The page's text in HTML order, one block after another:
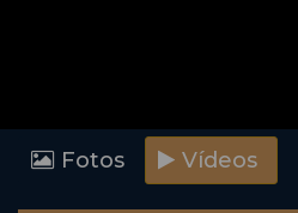
Fotos Vídeos